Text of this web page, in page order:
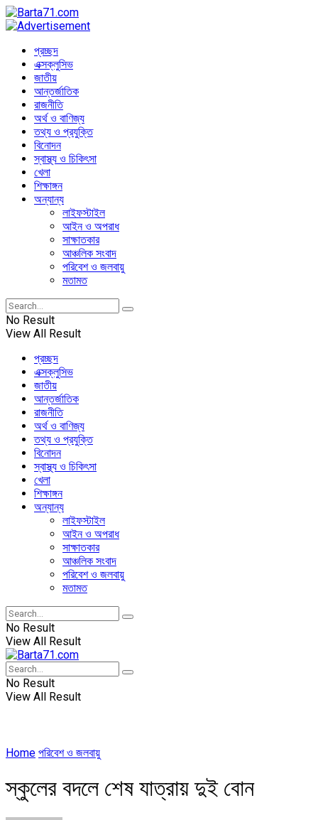
প্রচ্ছদ
এক্সক্লুসিভ
জাতীয়
আন্তর্জাতিক
রাজনীতি
অর্থ ও বাণিজ্য
তথ্য ও প্রযুক্তি
বিনোদন
স্বাস্থ্য ও চিকিৎসা
খেলা
শিক্ষাঙ্গন
অন্যান্য
লাইফস্টাইল
আইন ও অপরাধ
সাক্ষাতকার
আঞ্চলিক সংবাদ
পরিবেশ ও জলবায়ু
মতামত
No Result
View All Result
প্রচ্ছদ
এক্সক্লুসিভ
জাতীয়
আন্তর্জাতিক
রাজনীতি
অর্থ ও বাণিজ্য
তথ্য ও প্রযুক্তি
বিনোদন
স্বাস্থ্য ও চিকিৎসা
খেলা
শিক্ষাঙ্গন
অন্যান্য
লাইফস্টাইল
আইন ও অপরাধ
সাক্ষাতকার
আঞ্চলিক সংবাদ
পরিবেশ ও জলবায়ু
মতামত
No Result
View All Result
No Result
View All Result
Home পরিবেশ ও জলবায়ু
স্কুলের বদলে শেষ যাত্রায় দুই বোন